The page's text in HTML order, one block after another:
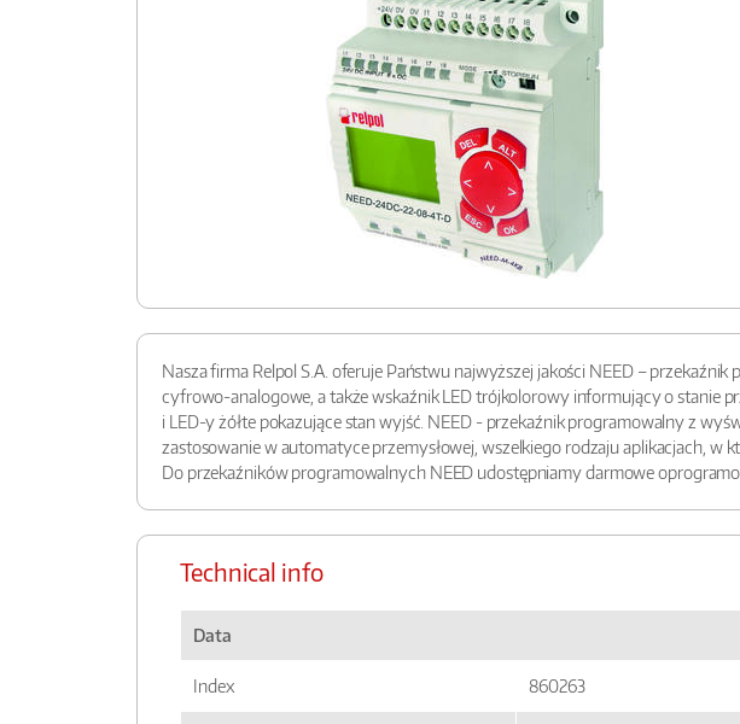
Nasza firma Relpol S.A. oferuje Państwu najwyższej jakości NEED –
cyfrowo-analogowe, a także wskaźnik LED trójkolorowy informujący o stanie
i LED-y żółte pokazujące stan wyjść. NEED - przekaźnik programowalny z
zastosowanie w automatyce przemysłowej, wszelkiego rodzaju aplikacjach, w
Do przekaźników programowalnych NEED udostępniamy darmowe
Technical info
Data
Index 860263